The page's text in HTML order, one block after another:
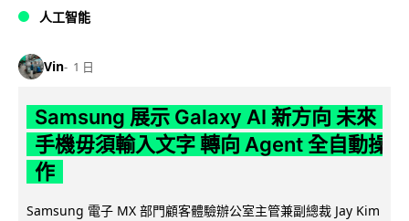
人工智能
Vin 1 日
Samsung 展示 Galaxy AI 新方向 未來
手機毋須輸入文字 轉向 Agent 全自動操
作
Samsung 電子 MX 部門顧客體驗辦公室主管兼副總裁 Jay Kim